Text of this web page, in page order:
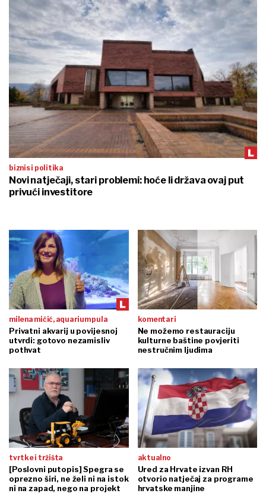
biznis i politika
Novi natječaji, stari problemi: hoće li država ovaj put
privući investitore
milena mičić, aquarium pula
Privatni akvarij u povijesnoj
utvrdi: gotovo nezamisliv
pothvat
komentari
Ne možemo restauraciju
kulturne baštine povjeriti
nestručnim ljudima
tvrtke i tržišta
[Poslovni putopis] Spegra se
oprezno širi, ne želi ni na istok
ni na zapad, nego na projekt
aktualno
Ured za Hrvate izvan RH
otvorio natječaj za programe
hrvatske manjine